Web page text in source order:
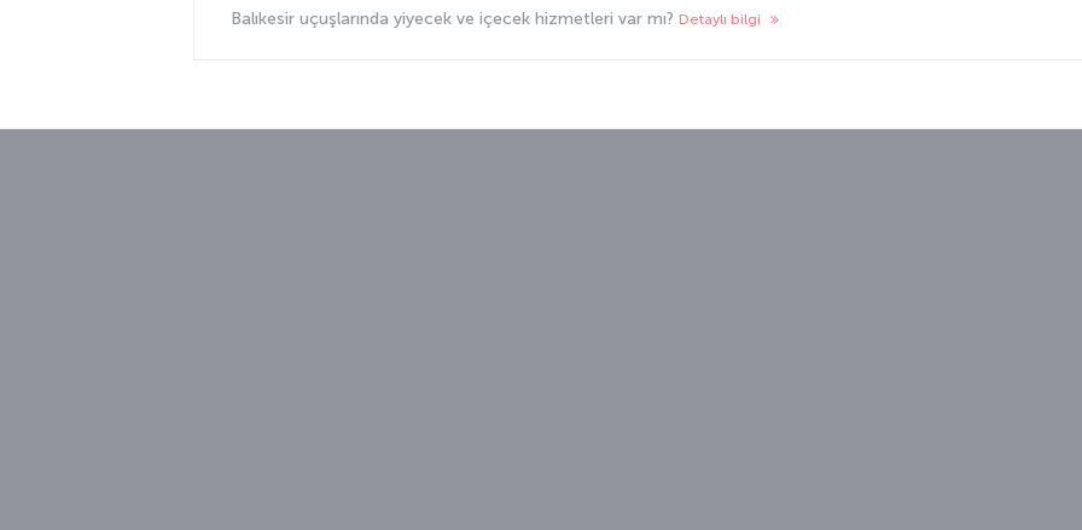
Balıkesir uçuşlarında yiyecek ve içecek hizmetleri var mı? Detaylı bilgi